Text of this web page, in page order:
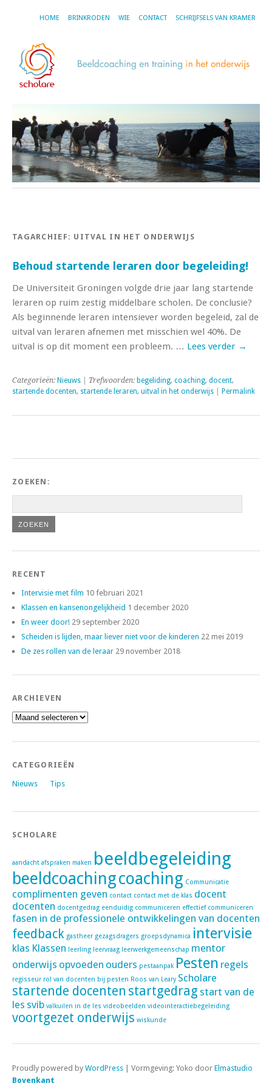
HOME BRINKRODEN WIE CONTACT SCHRIJFSELS VAN KRAMER
TAGARCHIEF: UITVAL IN HET ONDERWIJS
Behoud startende leraren door begeleiding!
De Universiteit Groningen volgde drie jaar lang startende
leraren op ruim zestig middelbare scholen. De conclusie?
Als beginnende leraren intensiever worden begeleid, zal de
uitval van leraren afnemen met misschien wel 40%. De
uitval is op dit moment een probleem. … Lees verder →
Categorieën: Nieuws | Trefwoorden: begeliding, coaching, docent,
startende docenten, startende leraren, uitval in het onderwijs Permalink
ZOEKEN:
RECENT
Intervisie met film 10 februari 2021
Klassen en kansenongelijkheid 1 december 2020
En weer door! 29 september 2020
Scheiden is lijden, maar liever niet voor de kinderen 22 mei 2019
De zes rollen van de leraar 29 november 2018
ARCHIEVEN
Archieven
CATEGORIEËN
Nieuws Tips
SCHOLARE
aandacht afspraken maken beeldbegeleiding
beeldcoachingcoaching Communicatie
complimenten geven contact contact met de klas docent
docenten docentgedrag eenduidig communiceren effectief communiceren
fasen in de professionele ontwikkelingen van docenten
feedback gastheer gezagsdragers groepsdynamica intervisie
klas Klassen leerling leervraag leerwerkgemeenschap mentor
onderwijs opvoeden ouders pestaanpak Pesten regels
regisseur rol van docenten bij pesten Roos van Leary Scholare
startende docenten startgedrag start van de
les svib valkuilen in de les videobeelden videointeractiebegeleiding
voortgezet onderwijs wiskunde
Proudly powered by WordPress Vormgeving: Yoko door Elmastudio
Bovenkant